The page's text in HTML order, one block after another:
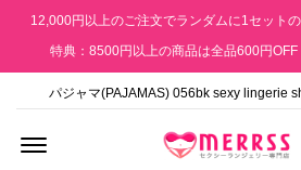
12,000円以上のご注文でランダムに1セット
特典：8500円以上の商品は全品600円
パジャマ(PAJAMAS) 056bk sexy lingerie